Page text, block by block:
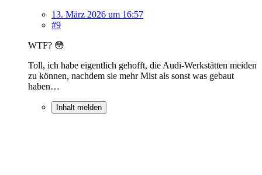
13. März 2026 um 16:57
#9
WTF? 😳
Toll, ich habe eigentlich gehofft, die Audi-Werkstätten meiden
zu können, nachdem sie mehr Mist als sonst was gebaut
haben…
Inhalt melden